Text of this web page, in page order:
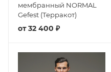
мембранный NORMAL
Gefest (Терракот)
от32 400 ₽